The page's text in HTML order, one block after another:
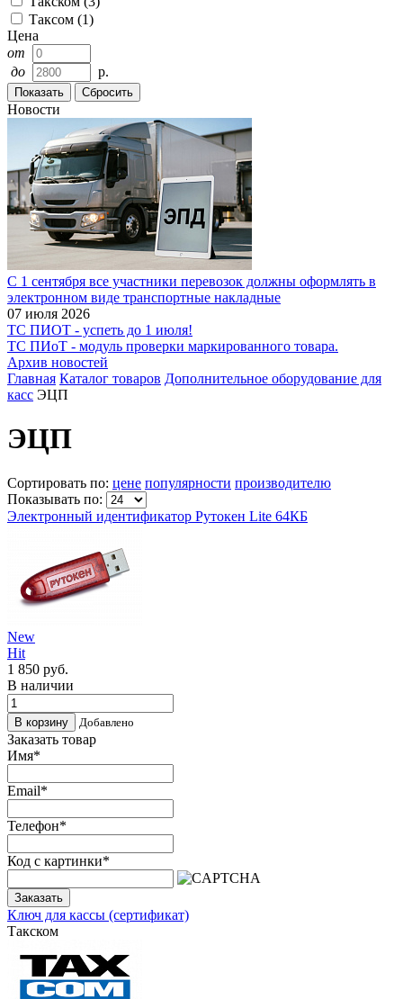
Таксом (1)
Цена
от
до
р.
Новости
С 1 сентября все участники перевозок должны оформлять в
электронном виде транспортные накладные
07 июля 2026
ТС ПИОТ - успеть до 1 июля!
ТС ПИоТ - модуль проверки маркированного товара.
Архив новостей
Главная Каталог товаров Дополнительное оборудование для
касс ЭЦП
ЭЦП
Сортировать по: цене популярности производителю
Показывать по:
Электронный идентификатор Рутокен Lite 64КБ
New
Hit
1 850 руб.
В наличии
Добавлено
Заказать товар
Имя*
Email*
Телефон*
Код с картинки*
Заказать
Ключ для кассы (сертификат)
Такском